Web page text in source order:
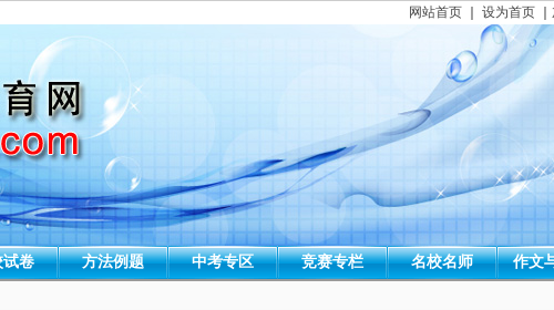
网站首页 设为首页
卷 方法例题 中考专区 竞赛专栏 名校名师 作文